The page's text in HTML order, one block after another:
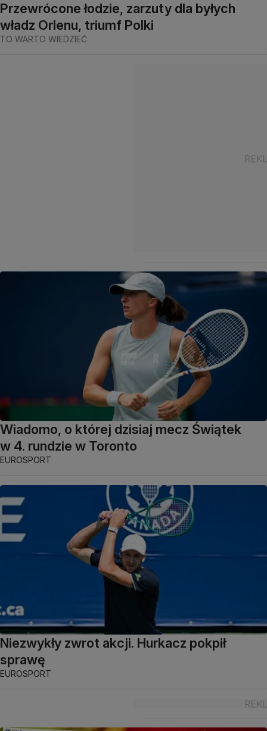
Przewrócone łodzie, zarzuty dla byłych
władz Orlenu, triumf Polki
TO WARTO WIEDZIEĆ
Wiadomo, o której dzisiaj mecz Świątek
w 4. rundzie w Toronto
EUROSPORT
Niezwykły zwrot akcji. Hurkacz pokpił
sprawę
EUROSPORT